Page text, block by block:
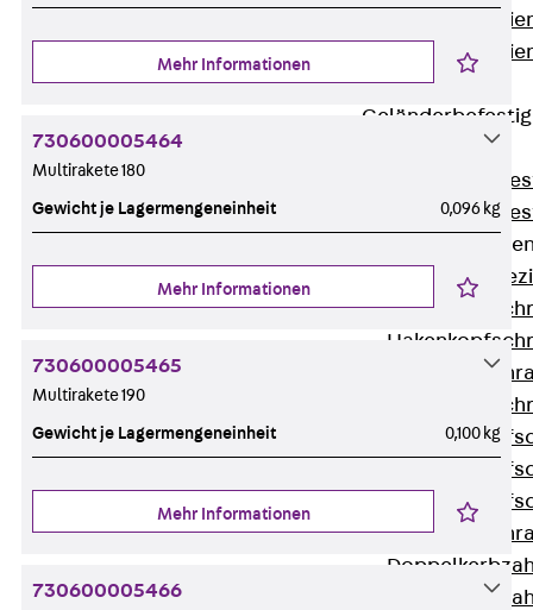
gelocht
Zurück
Mehr Informationen
730600005464
Multirakete 180
Gewicht je Lagermengeneinheit 0,096 kg
Mehr Informationen
730600005465
Multirakete 190
Gewicht je Lagermengeneinheit 0,100 kg
Mehr Informationen
730600005466